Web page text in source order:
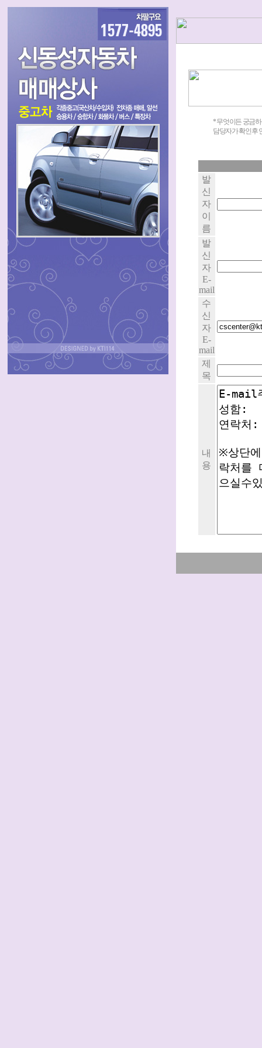
* 무엇이든 궁금
담당자가 확인후
발
신
자
이
름
발
신
자
E-
mail
수
신
자
E-
mail
제
목
내
용